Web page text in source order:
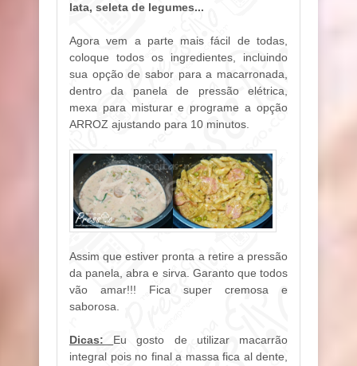
lata, seleta de legumes...
Agora vem a parte mais fácil de todas,
coloque todos os ingredientes, incluindo
sua opção de sabor para a macarronada,
dentro da panela de pressão elétrica,
mexa para misturar e programe a opção
ARROZ ajustando para 10 minutos.
Assim que estiver pronta a retire a pressão
da panela, abra e sirva. Garanto que todos
vão amar!!! Fica super cremosa e
saborosa.
Dicas:
Eu gosto de utilizar macarrão
integral pois no final a massa fica al dente,